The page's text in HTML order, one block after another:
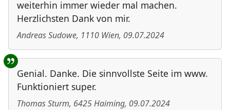
weiterhin immer wieder mal machen.
Herzlichsten Dank von mir.
Andreas Sudowe, 1110 Wien, 09.07.2024
Genial. Danke. Die sinnvollste Seite im www.
Funktioniert super.
Thomas Sturm, 6425Haiming, 09.07.2024